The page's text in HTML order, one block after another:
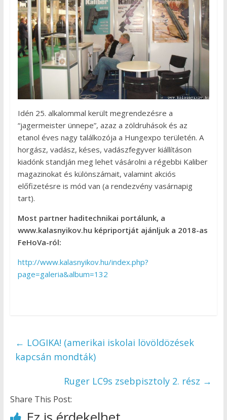
Idén 25. alkalommal került megrendezésre a
“jagermeister ünnepe”, azaz a zöldruhások és az
etanol éves nagy találkozója a Hungexpo területén. A
horgász, vadász, késes, vadászfegyver kiállításon
kiadónk standján meg lehet vásárolni a régebbi Kaliber
magazinokat és különszámait, valamint akciós
előfizetésre is mód van (a rendezvény vasárnapig
tart).
Most partner haditechnikai portálunk, a
www.kalasnyikov.hu képriportját ajánljuk a 2018-as
FeHoVa-ról:
http://www.kalasnyikov.hu/index.php?
page=galeria&album=132
← LOGIKA! (amerikai iskolai lövöldözések
kapcsán mondták)
Ruger LC9s zsebpisztoly 2. rész →
Share This Post: